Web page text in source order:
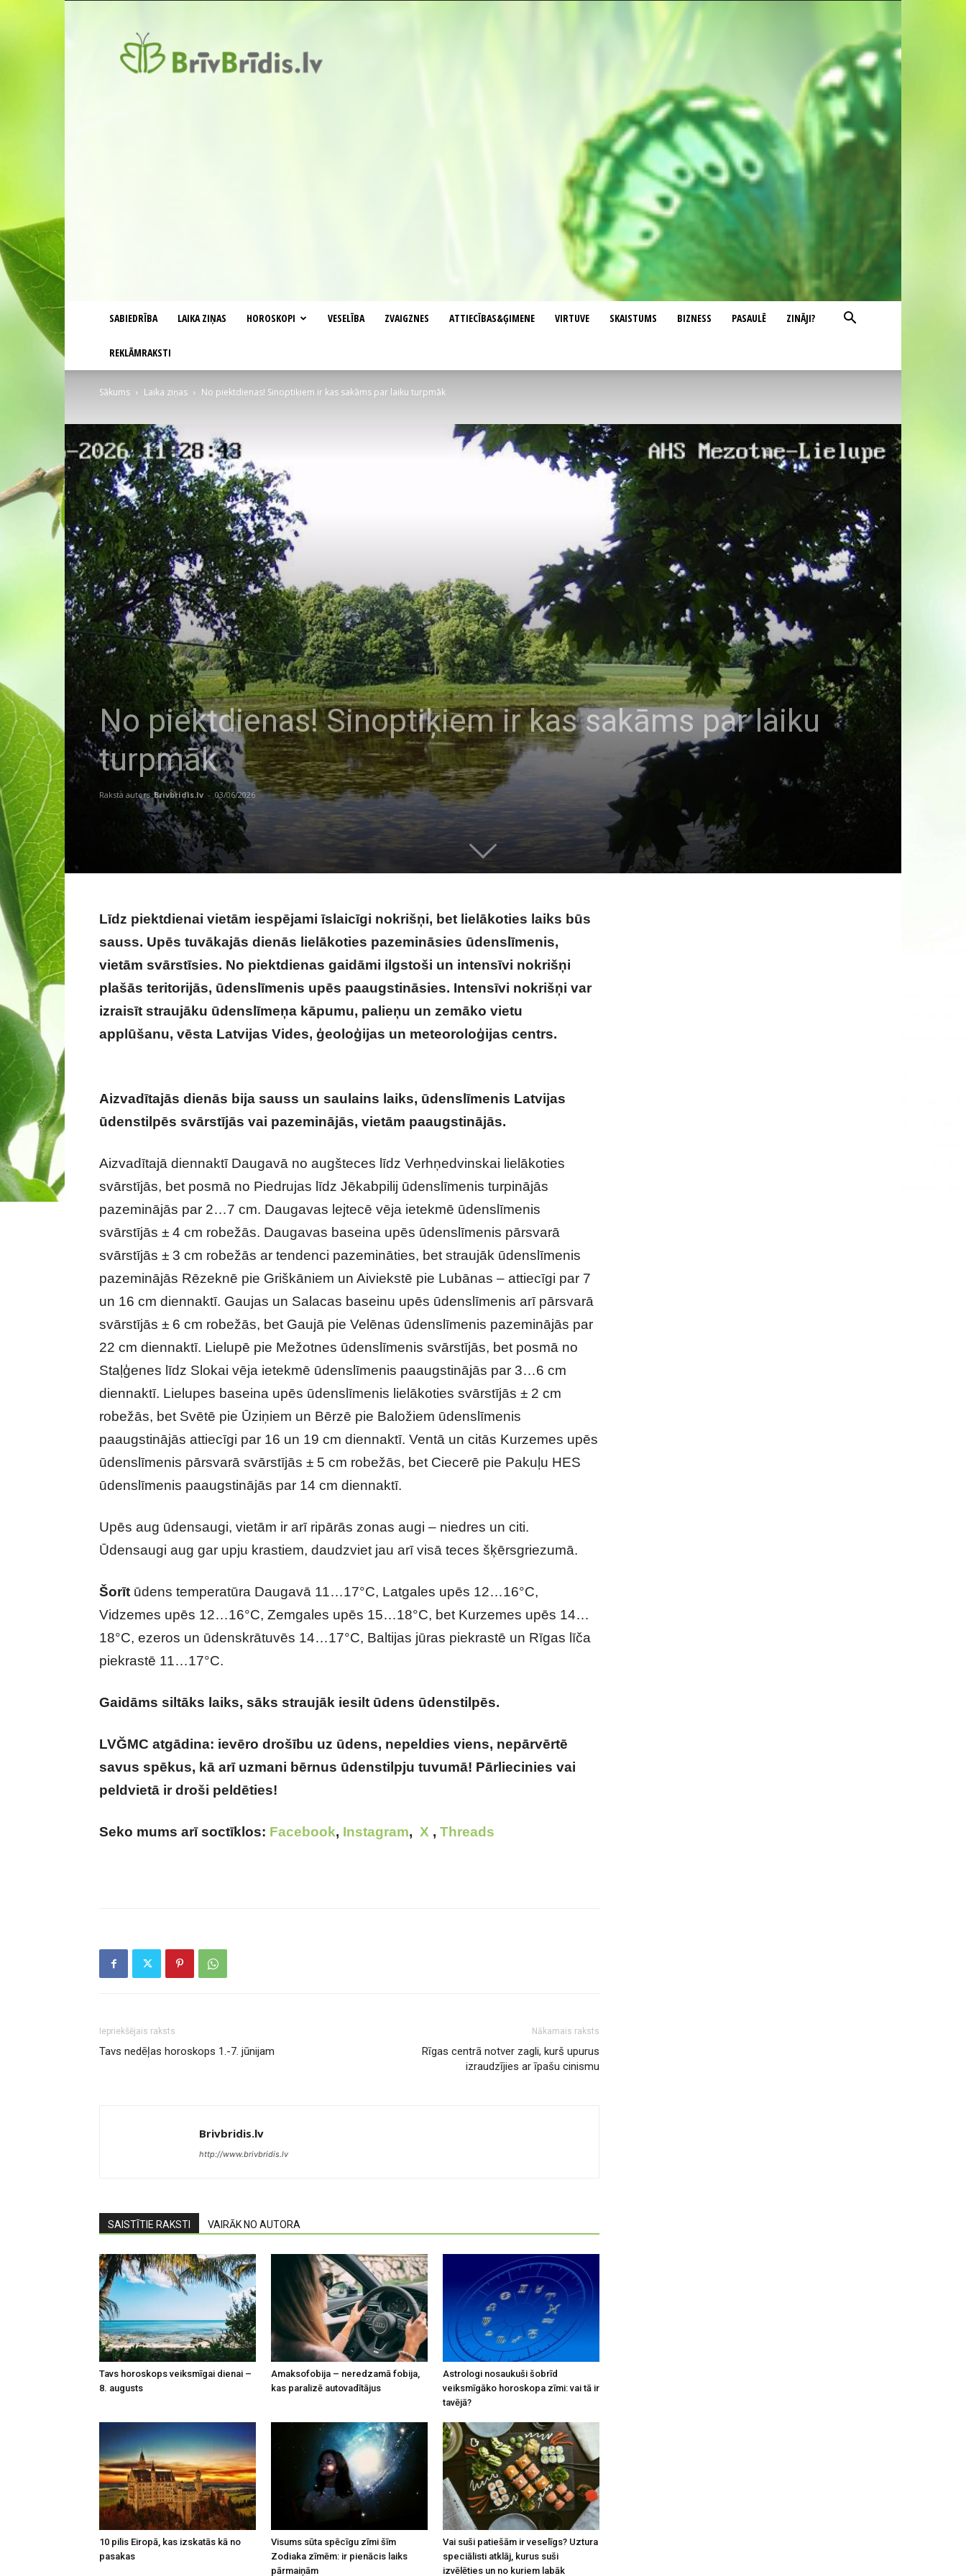
SABIEDRĪBA LAIKA ZIŅAS HOROSKOPI VESELĪBA ZVAIGZNES ATTIECĪBAS&ĢIMENE VIRTUVE SKAISTUMS BIZNESS PASAULĒ ZINĀJI?
REKLĀMRAKSTI
Sākums Laika ziņas No piektdienas! Sinoptiķiem ir kas sakāms par laiku turpmāk
No piektdienas! Sinoptiķiem ir kas sakāms par laiku
turpmāk
Raksta autors Brivbridis.lv - 03/06/2026
FOTO: LVĢMC
Līdz piektdienai vietām iespējami īslaicīgi nokrišņi, bet lielākoties laiks būs
sauss. Upēs tuvākajās dienās lielākoties pazemināsies ūdenslīmenis,
vietām svārstīsies. No piektdienas gaidāmi ilgstoši un intensīvi nokrišņi
plašās teritorijās, ūdenslīmenis upēs paaugstināsies. Intensīvi nokrišņi var
izraisīt straujāku ūdenslīmeņa kāpumu, palieņu un zemāko vietu
applūšanu, vēsta Latvijas Vides, ģeoloģijas un meteoroloģijas centrs.
Aizvadītajās dienās bija sauss un saulains laiks, ūdenslīmenis Latvijas
ūdenstilpēs svārstījās vai pazeminājās, vietām paaugstinājās.
Aizvadītajā diennaktī Daugavā no augšteces līdz Verhņedvinskai lielākoties
svārstījās, bet posmā no Piedrujas līdz Jēkabpilij ūdenslīmenis turpinājās
pazeminājās par 2…7 cm. Daugavas lejtecē vēja ietekmē ūdenslīmenis
svārstījās ± 4 cm robežās. Daugavas baseina upēs ūdenslīmenis pārsvarā
svārstījās ± 3 cm robežās ar tendenci pazemināties, bet straujāk ūdenslīmenis
pazeminājās Rēzeknē pie Griškāniem un Aiviekstē pie Lubānas – attiecīgi par 7
un 16 cm diennaktī. Gaujas un Salacas baseinu upēs ūdenslīmenis arī pārsvarā
svārstījās ± 6 cm robežās, bet Gaujā pie Velēnas ūdenslīmenis pazeminājās par
22 cm diennaktī. Lielupē pie Mežotnes ūdenslīmenis svārstījās, bet posmā no
Staļģenes līdz Slokai vēja ietekmē ūdenslīmenis paaugstinājās par 3…6 cm
diennaktī. Lielupes baseina upēs ūdenslīmenis lielākoties svārstījās ± 2 cm
robežās, bet Svētē pie Ūziņiem un Bērzē pie Baložiem ūdenslīmenis
paaugstinājās attiecīgi par 16 un 19 cm diennaktī. Ventā un citās Kurzemes upēs
ūdenslīmenis pārsvarā svārstījās ± 5 cm robežās, bet Ciecerē pie Pakuļu HES
ūdenslīmenis paaugstinājās par 14 cm diennaktī.
Upēs aug ūdensaugi, vietām ir arī ripārās zonas augi – niedres un citi.
Ūdensaugi aug gar upju krastiem, daudzviet jau arī visā teces šķērsgriezumā.
Šorīt ūdens temperatūra Daugavā 11…17°C, Latgales upēs 12…16°C,
Vidzemes upēs 12…16°C, Zemgales upēs 15…18°C, bet Kurzemes upēs 14…
18°C, ezeros un ūdenskrātuvēs 14…17°C, Baltijas jūras piekrastē un Rīgas līča
piekrastē 11…17°C.
Gaidāms siltāks laiks, sāks straujāk iesilt ūdens ūdenstilpēs.
LVĞMC atgādina: ievēro drošību uz ūdens, nepeldies viens, nepārvērtē
savus spēkus, kā arī uzmani bērnus ūdenstilpju tuvumā! Pārliecinies vai
peldvietā ir droši peldēties!
Seko mums arī soctīklos: Facebook, Instagram, X , Threads
Iepriekšējais raksts
Tavs nedēļas horoskops 1.-7. jūnijam
Nākamais raksts
Rīgas centrā notver zagli, kurš upurus
izraudzījies ar īpašu cinismu
Brivbridis.lv
http://www.brivbridis.lv
SAISTĪTIE RAKSTI VAIRĀK NO AUTORA
Tavs horoskops veiksmīgai dienai –
8. augusts
Amaksofobija – neredzamā fobija,
kas paralizē autovadītājus
Astrologi nosaukuši šobrīd
veiksmīgāko horoskopa zīmi: vai tā ir
tavējā?
10 pilis Eiropā, kas izskatās kā no
pasakas
Visums sūta spēcīgu zīmi šīm
Zodiaka zīmēm: ir pienācis laiks
pārmaiņām
Vai suši patiešām ir veselīgs? Uztura
speciālisti atklāj, kurus suši
izvēlēties un no kuriem labāk